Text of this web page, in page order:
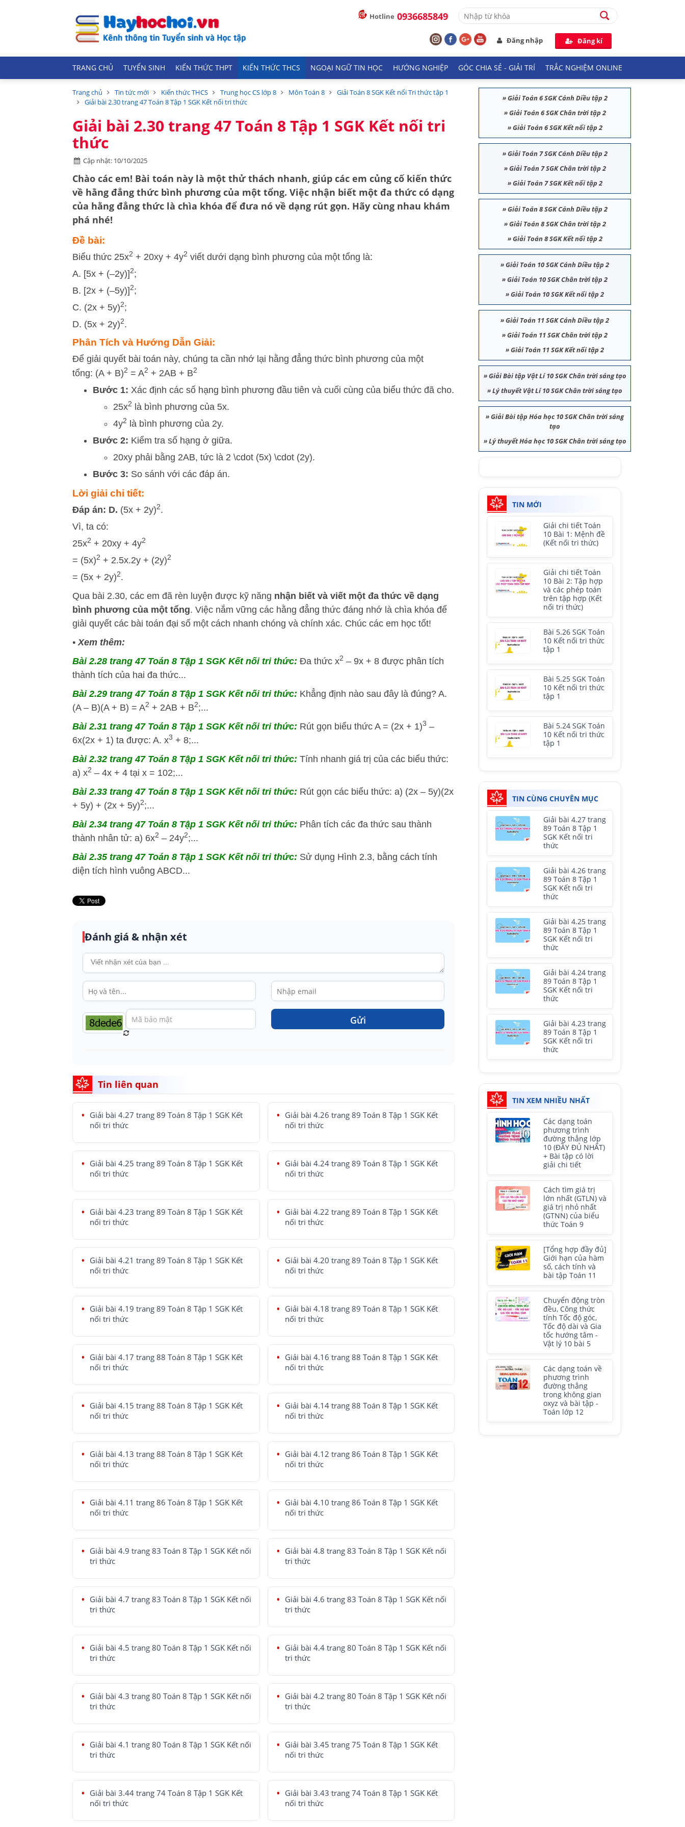
Hotline 0936685849
Đăng nhập Đăng kí
TRANG CHỦ TUYỂN SINH KIẾN THỨC THPT KIẾN THỨC THCS NGOẠI NGỮ TIN HỌC HƯỚNG NGHIỆP GÓC CHIA SẺ - GIẢI TRÍ TRẮC NGHIỆM ONLINE
Trang chủ Tin tức mới Kiến thức THCS Trung học CS lớp 8 Môn Toán 8
Giải Toán 8 SGK Kết nối Tri thức tập 1
Giải bài 2.30 trang 47 Toán 8 Tập 1 SGK Kết nối tri thức
Giải bài 2.30 trang 47 Toán 8 Tập 1 SGK Kết nối tri
thức
Cập nhật: 10/10/2025
Chào các em! Bài toán này là một thử thách nhanh, giúp các em củng cố kiến thức
về hằng đẳng thức bình phương của một tổng. Việc nhận biết một đa thức có dạng
của hằng đẳng thức là chìa khóa để đưa nó về dạng rút gọn. Hãy cùng nhau khám
phá nhé!
Đề bài:
Biểu thức 25x2 + 20xy + 4y2 viết dưới dạng bình phương của một tổng là:
A. [5x + (–2y)]2;
B. [2x + (–5y)]2;
C. (2x + 5y)2;
D. (5x + 2y)2.
Phân Tích và Hướng Dẫn Giải:
Để giải quyết bài toán này, chúng ta cần nhớ lại hằng đẳng thức bình phương của một
tổng: (A + B)2 = A2 + 2AB + B2
Bước 1: Xác định các số hạng bình phương đầu tiên và cuối cùng của biểu thức đã cho.
25x2
là bình phương của 5x.
4y2
là bình phương của 2y.
Bước 2: Kiểm tra số hạng ở giữa.
20xy phải bằng 2AB, tức là 2 \cdot (5x) \cdot (2y).
Bước 3: So sánh với các đáp án.
Lời giải chi tiết:
Đáp án: D. (5x + 2y)2.
Vì, ta có:
25x2 + 20xy + 4y2
= (5x)2 + 2.5x.2y + (2y)2
= (5x + 2y)2.
Qua bài 2.30, các em đã rèn luyện được kỹ năng nhận biết và viết một đa thức về dạng
bình phương của một tổng. Việc nắm vững các hằng đẳng thức đáng nhớ là chìa khóa để
giải quyết các bài toán đại số một cách nhanh chóng và chính xác. Chúc các em học tốt!
•Xem thêm:
Bài 2.28 trang 47 Toán 8 Tập 1 SGK Kết nối tri thức: Đa thức x2 – 9x + 8 được phân tích
thành tích của hai đa thức...
Bài 2.29 trang 47 Toán 8 Tập 1 SGK Kết nối tri thức: Khẳng định nào sau đây là đúng? A.
(A – B)(A + B) = A2 + 2AB + B2;...
Bài 2.31 trang 47 Toán 8 Tập 1 SGK Kết nối tri thức: Rút gọn biểu thức A = (2x + 1)3 –
6x(2x + 1) ta được: A. x3 + 8;...
Bài 2.32 trang 47 Toán 8 Tập 1 SGK Kết nối tri thức: Tính nhanh giá trị của các biểu thức:
a) x2 – 4x + 4 tại x = 102;...
Bài 2.33 trang 47 Toán 8 Tập 1 SGK Kết nối tri thức: Rút gọn các biểu thức: a) (2x – 5y)(2x
+ 5y) + (2x + 5y)2;...
Bài 2.34 trang 47 Toán 8 Tập 1 SGK Kết nối tri thức: Phân tích các đa thức sau thành
thành nhân tử: a) 6x2 – 24y2;...
Bài 2.35 trang 47 Toán 8 Tập 1 SGK Kết nối tri thức: Sử dụng Hình 2.3, bằng cách tính
diện tích hình vuông ABCD...
Đánh giá & nhận xét
Gửi
Tin liên quan
Giải bài 4.27 trang 89 Toán 8 Tập 1 SGK Kết
nối tri thức
Giải bài 4.26 trang 89 Toán 8 Tập 1 SGK Kết
nối tri thức
Giải bài 4.25 trang 89 Toán 8 Tập 1 SGK Kết
nối tri thức
Giải bài 4.24 trang 89 Toán 8 Tập 1 SGK Kết
nối tri thức
Giải bài 4.23 trang 89 Toán 8 Tập 1 SGK Kết
nối tri thức
Giải bài 4.22 trang 89 Toán 8 Tập 1 SGK Kết
nối tri thức
Giải bài 4.21 trang 89 Toán 8 Tập 1 SGK Kết
nối tri thức
Giải bài 4.20 trang 89 Toán 8 Tập 1 SGK Kết
nối tri thức
Giải bài 4.19 trang 89 Toán 8 Tập 1 SGK Kết
nối tri thức
Giải bài 4.18 trang 89 Toán 8 Tập 1 SGK Kết
nối tri thức
Giải bài 4.17 trang 88 Toán 8 Tập 1 SGK Kết
nối tri thức
Giải bài 4.16 trang 88 Toán 8 Tập 1 SGK Kết
nối tri thức
Giải bài 4.15 trang 88 Toán 8 Tập 1 SGK Kết
nối tri thức
Giải bài 4.14 trang 88 Toán 8 Tập 1 SGK Kết
nối tri thức
Giải bài 4.13 trang 88 Toán 8 Tập 1 SGK Kết
nối tri thức
Giải bài 4.12 trang 86 Toán 8 Tập 1 SGK Kết
nối tri thức
Giải bài 4.11 trang 86 Toán 8 Tập 1 SGK Kết
nối tri thức
Giải bài 4.10 trang 86 Toán 8 Tập 1 SGK Kết
nối tri thức
Giải bài 4.9 trang 83 Toán 8 Tập 1 SGK Kết nối
tri thức
Giải bài 4.8 trang 83 Toán 8 Tập 1 SGK Kết nối
tri thức
Giải bài 4.7 trang 83 Toán 8 Tập 1 SGK Kết nối
tri thức
Giải bài 4.6 trang 83 Toán 8 Tập 1 SGK Kết nối
tri thức
Giải bài 4.5 trang 80 Toán 8 Tập 1 SGK Kết nối
tri thức
Giải bài 4.4 trang 80 Toán 8 Tập 1 SGK Kết nối
tri thức
Giải bài 4.3 trang 80 Toán 8 Tập 1 SGK Kết nối
tri thức
Giải bài 4.2 trang 80 Toán 8 Tập 1 SGK Kết nối
tri thức
Giải bài 4.1 trang 80 Toán 8 Tập 1 SGK Kết nối
tri thức
Giải bài 3.45 trang 75 Toán 8 Tập 1 SGK Kết
nối tri thức
Giải bài 3.44 trang 74 Toán 8 Tập 1 SGK Kết
nối tri thức
Giải bài 3.43 trang 74 Toán 8 Tập 1 SGK Kết
nối tri thức
»Giải Toán 6 SGK Cánh Diều tập 2
»Giải Toán 6 SGK Chân trời tập 2
»Giải Toán 6 SGK Kết nối tập 2
»Giải Toán 7 SGK Cánh Diều tập 2
»Giải Toán 7 SGK Chân trời tập 2
»Giải Toán 7 SGK Kết nối tập 2
»Giải Toán 8 SGK Cánh Diều tập 2
»Giải Toán 8 SGK Chân trời tập 2
»Giải Toán 8 SGK Kết nối tập 2
»Giải Toán 10 SGK Cánh Diều tập 2
»Giải Toán 10 SGK Chân trời tập 2
»Giải Toán 10 SGK Kết nối tập 2
»Giải Toán 11 SGK Cánh Diều tập 2
»Giải Toán 11 SGK Chân trời tập 2
»Giải Toán 11 SGK Kết nối tập 2
»Giải Bài tập Vật Lí 10 SGK Chân trời sáng tạo
»Lý thuyết Vật Lí 10 SGK Chân trời sáng tạo
»Giải Bài tập Hóa học 10 SGK Chân trời sáng
tạo
»Lý thuyết Hóa học 10 SGK Chân trời sáng tạo
TIN MỚI
Giải chi tiết Toán
10 Bài 1: Mệnh đề
(Kết nối tri thức)
Giải chi tiết Toán
10 Bài 2: Tập hợp
và các phép toán
trên tập hợp (Kết
nối tri thức)
Bài 5.26 SGK Toán
10 Kết nối tri thức
tập 1
Bài 5.25 SGK Toán
10 Kết nối tri thức
tập 1
Bài 5.24 SGK Toán
10 Kết nối tri thức
tập 1
TIN CÙNG CHUYÊN MỤC
Giải bài 4.27 trang
89 Toán 8 Tập 1
SGK Kết nối tri
thức
Giải bài 4.26 trang
89 Toán 8 Tập 1
SGK Kết nối tri
thức
Giải bài 4.25 trang
89 Toán 8 Tập 1
SGK Kết nối tri
thức
Giải bài 4.24 trang
89 Toán 8 Tập 1
SGK Kết nối tri
thức
Giải bài 4.23 trang
89 Toán 8 Tập 1
SGK Kết nối tri
thức
TIN XEM NHIỀU NHẤT
Các dạng toán
phương trình
đường thẳng lớp
10 (ĐẦY ĐỦ NHẤT)
+ Bài tập có lời
giải chi tiết
Cách tìm giá trị
lớn nhất (GTLN) và
giá trị nhỏ nhất
(GTNN) của biểu
thức Toán 9
[Tổng hợp đầy đủ]
Giới hạn của hàm
số, cách tính và
bài tập Toán 11
Chuyển động tròn
đều, Công thức
tính Tốc độ góc,
Tốc độ dài và Gia
tốc hướng tâm -
Vật lý 10 bài 5
Các dạng toán về
phương trình
đường thẳng
trong không gian
oxyz và bài tập -
Toán lớp 12